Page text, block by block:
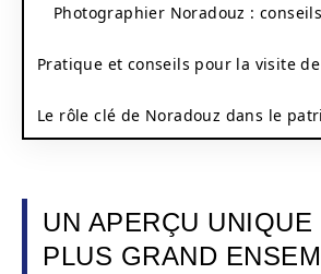
Photographier Noradouz :
Pratique et conseils pour la visite
Le rôle clé de Noradouz dans le
UN APERÇU UNIQUE
PLUS GRAND